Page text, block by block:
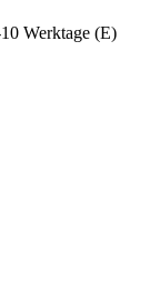
Werktage (E)